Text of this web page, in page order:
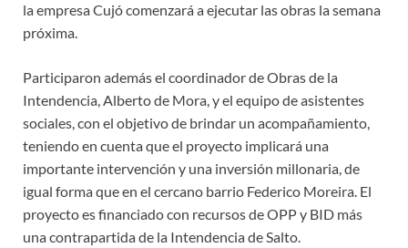
la empresa Cujó comenzará a ejecutar las obras la semana
próxima.
Participaron además el coordinador de Obras de la
Intendencia, Alberto de Mora, y el equipo de asistentes
sociales, con el objetivo de brindar un acompañamiento,
teniendo en cuenta que el proyecto implicará una
importante intervención y una inversión millonaria, de
igual forma que en el cercano barrio Federico Moreira. El
proyecto es financiado con recursos de OPP y BID más
una contrapartida de la Intendencia de Salto.